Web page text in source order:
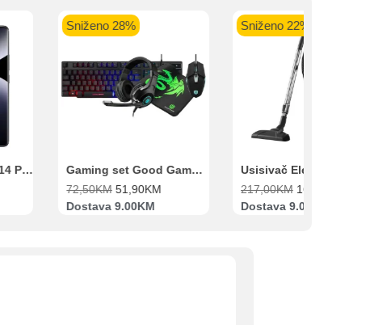
Xiaomi Redmi Note 14 Pro 8GB 256GB Crni
Sniženo 28%
Gaming set Good Game Tastatura, Miš, Slušalice i podloga za miš
72,50KM 51,90KM
Dostava 9.00KM
Sniženo 22%
217,00KM 169,00
Dostava 9.00KM
banka VISA
do 24 rate
Sparkasse banka
MasterCard
Raiffeisen banka VISA
Magic Card do 36 rata